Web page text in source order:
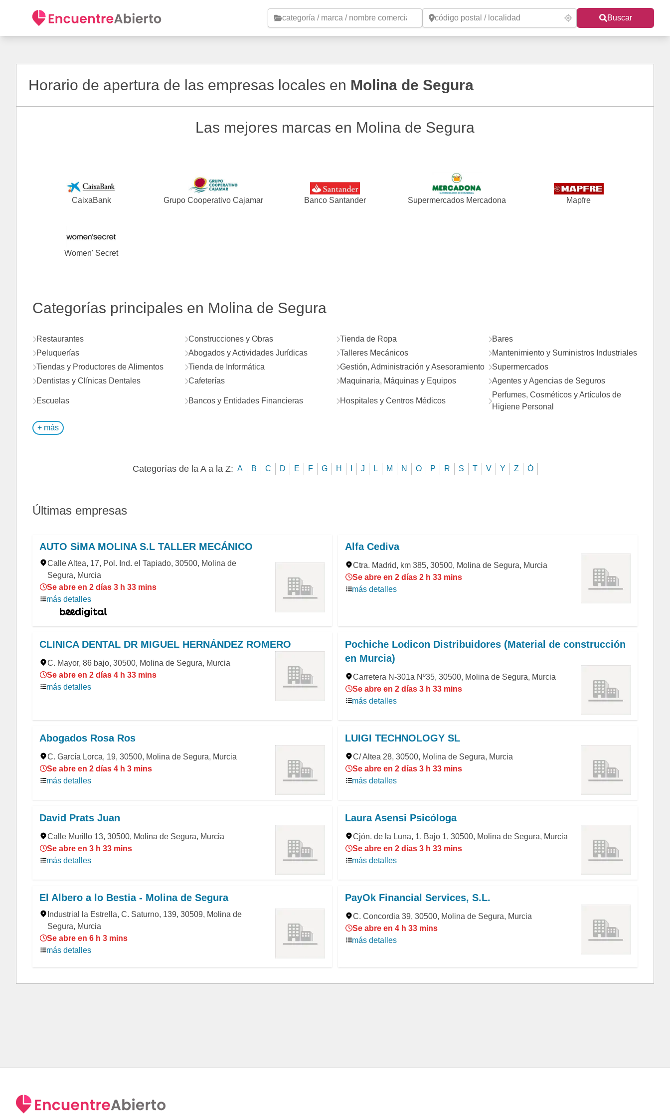
Buscar
Horario de apertura de las empresas locales en Molina de Segura
Las mejores marcas en Molina de Segura
CaixaBank Grupo Cooperativo Cajamar Banco Santander Supermercados Mercadona Mapfre
Women' Secret
Categorías principales en Molina de Segura
Restaurantes Construcciones y Obras Tienda de Ropa
Bares
Peluquerías
Abogados y Actividades Jurídicas Talleres Mecánicos
Mantenimiento y Suministros Industriales
Tiendas y Productores de Alimentos
Tienda de Informática Gestión, Administración y Asesoramiento
Supermercados
Dentistas y Clínicas Dentales
Cafeterías Maquinaria, Máquinas y Equipos Agentes y Agencias de Seguros
Escuelas Bancos y Entidades Financieras Hospitales y Centros Médicos
Perfumes, Cosméticos y Artículos de
Higiene Personal
+ más
Categorías de la A a la Z: A B C D E F G H J L M N O P R S T V Y Z Ó
Últimas empresas
AUTO SiMA MOLINA S.L TALLER MECÁNICO
Calle Altea, 17, Pol. Ind. el Tapiado, 30500, Molina de
Segura, Murcia
Se abre en 2 días 3 h 33 mins
más detalles
Alfa Cediva
Ctra. Madrid, km 385, 30500, Molina de Segura, Murcia
Se abre en 2 días 2 h 33 mins
más detalles
CLINICA DENTAL DR MIGUEL HERNÁNDEZ ROMERO
C. Mayor, 86 bajo, 30500, Molina de Segura, Murcia
Se abre en 2 días 4 h 33 mins
más detalles
Pochiche Lodicon Distribuidores (Material de construcción
en Murcia)
Carretera N-301a Nº35, 30500, Molina de Segura, Murcia
Se abre en 2 días 3 h 33 mins
más detalles
Abogados Rosa Ros
C. García Lorca, 19, 30500, Molina de Segura, Murcia
Se abre en 2 días 4 h 3 mins
más detalles
LUIGI TECHNOLOGY SL
C/ Altea 28, 30500, Molina de Segura, Murcia
Se abre en 2 días 3 h 33 mins
más detalles
David Prats Juan
Calle Murillo 13, 30500, Molina de Segura, Murcia
Se abre en 3 h 33 mins
más detalles
Laura Asensi Psicóloga
Cjón. de la Luna, 1, Bajo 1, 30500, Molina de Segura, Murcia
Se abre en 2 días 3 h 33 mins
más detalles
El Albero a lo Bestia - Molina de Segura
Industrial la Estrella, C. Saturno, 139, 30509, Molina de
Segura, Murcia
Se abre en 6 h 3 mins
más detalles
PayOk Financial Services, S.L.
C. Concordia 39, 30500, Molina de Segura, Murcia
Se abre en 4 h 33 mins
más detalles